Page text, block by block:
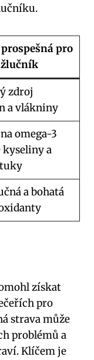
pro
žlučník
zdroj
a vlákniny
omega-3
kyseliny a
a bohatá
získat
pro
strava může
problémů a
Klíčem je